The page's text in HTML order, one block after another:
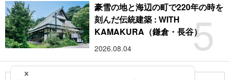
5
豪雪の地と海辺の町で220年の時を
刻んだ伝統建築 : WITH
KAMAKURA（鎌倉・長谷）
2026.08.04